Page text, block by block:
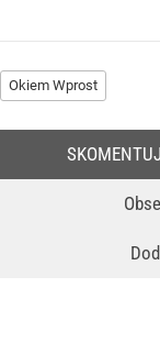
Okiem Wprost
SKOMENTUJ